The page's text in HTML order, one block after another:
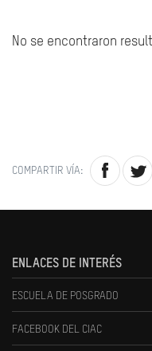
No se encontraron
COMPARTIR VÍA:
ENLACES DE INTERÉS
ESCUELA DE POSGRADO
FACEBOOK DEL CIAC